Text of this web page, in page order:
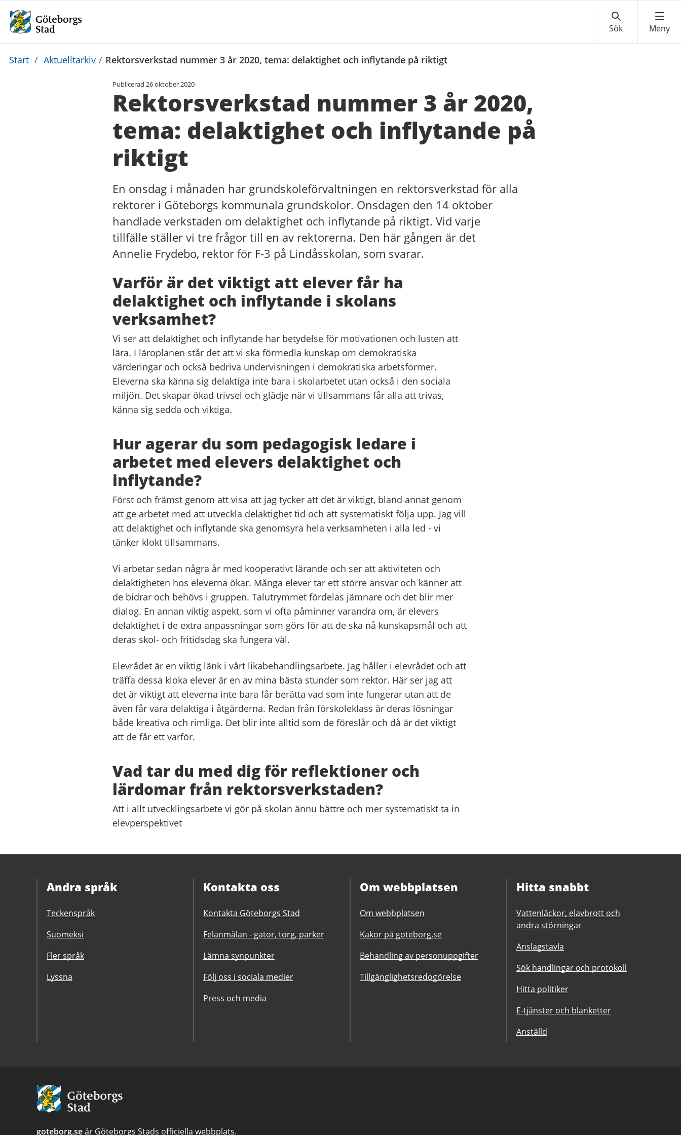
Du
Start / Aktuelltarkiv / Rektorsverkstad nummer 3 år 2020, tema: delaktighet och inflytande på riktigt
Publicerad 26 oktober 2020
Rektorsverkstad nummer 3 år 2020,
tema: delaktighet och inflytande på
riktigt
En onsdag i månaden har grundskoleförvaltningen en rektorsverkstad för alla
rektorer i Göteborgs kommunala grundskolor. Onsdagen den 14 oktober
handlade verkstaden om delaktighet och inflytande på riktigt. Vid varje
tillfälle ställer vi tre frågor till en av rektorerna. Den här gången är det
Annelie Frydebo, rektor för F-3 på Lindåsskolan, som svarar.
Varför är det viktigt att elever får ha
delaktighet och inflytande i skolans
verksamhet?
Vi ser att delaktighet och inflytande har betydelse för motivationen och lusten att
lära. I läroplanen står det att vi ska förmedla kunskap om demokratiska
värderingar och också bedriva undervisningen i demokratiska arbetsformer.
Eleverna ska känna sig delaktiga inte bara i skolarbetet utan också i den sociala
miljön. Det skapar ökad trivsel och glädje när vi tillsammans får alla att trivas,
känna sig sedda och viktiga.
Hur agerar du som pedagogisk ledare i
arbetet med elevers delaktighet och
inflytande?
Först och främst genom att visa att jag tycker att det är viktigt, bland annat genom
att ge arbetet med att utveckla delaktighet tid och att systematiskt följa upp. Jag vill
att delaktighet och inflytande ska genomsyra hela verksamheten i alla led - vi
tänker klokt tillsammans.
Vi arbetar sedan några år med kooperativt lärande och ser att aktiviteten och
delaktigheten hos eleverna ökar. Många elever tar ett större ansvar och känner att
de bidrar och behövs i gruppen. Talutrymmet fördelas jämnare och det blir mer
dialog. En annan viktig aspekt, som vi ofta påminner varandra om, är elevers
delaktighet i de extra anpassningar som görs för att de ska nå kunskapsmål och att
deras skol- och fritidsdag ska fungera väl.
Elevrådet är en viktig länk i vårt likabehandlingsarbete. Jag håller i elevrådet och att
träffa dessa kloka elever är en av mina bästa stunder som rektor. Här ser jag att
det är viktigt att eleverna inte bara får berätta vad som inte fungerar utan att de
även får vara delaktiga i åtgärderna. Redan från förskoleklass är deras lösningar
både kreativa och rimliga. Det blir inte alltid som de föreslår och då är det viktigt
att de får ett varför.
Vad tar du med dig för reflektioner och
lärdomar från rektorsverkstaden?
Att i allt utvecklingsarbete vi gör på skolan ännu bättre och mer systematiskt ta in
elevperspektivet
Andra språk
Teckenspråk
Suomeksi
Fler språk
Lyssna
Kontakta oss
Kontakta Göteborgs Stad
Felanmälan - gator, torg, parker
Lämna synpunkter
Följ oss i sociala medier
Press och media
Om webbplatsen
Om webbplatsen
Kakor på goteborg.se
Behandling av personuppgifter
Tillgänglighetsredogörelse
Hitta snabbt
Vattenläckor, elavbrott och
andra störningar
Anslagstavla
Sök handlingar och protokoll
Hitta politiker
E-tjänster och blanketter
Anställd
Avsändare:
Göteborgs
Stad
goteborg.seär Göteborgs Stads officiella webbplats.